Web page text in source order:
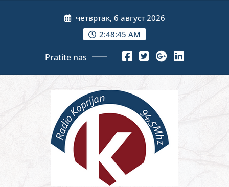
четвртак, 6 август 2026
2:48:47 AM
Pratite nas